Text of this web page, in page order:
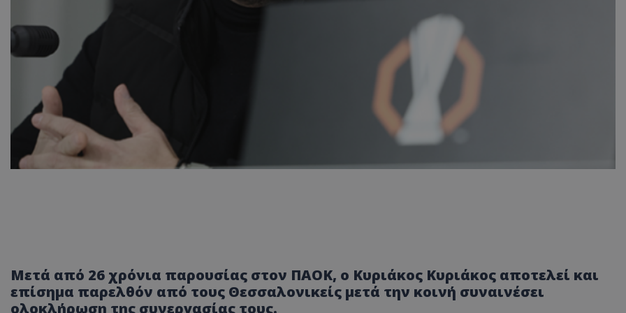
Μετά από 26 χρόνια παρουσίας στον ΠΑΟΚ, ο Κυριάκος Κυριάκος αποτελεί και
επίσημα παρελθόν από τους Θεσσαλονικείς μετά την κοινή συναινέσει
ολοκλήρωση της συνεργασίας τους.